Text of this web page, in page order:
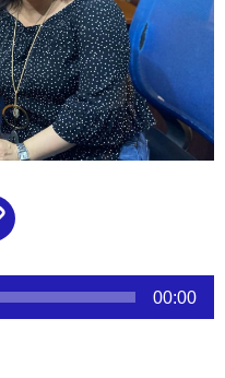
00:00